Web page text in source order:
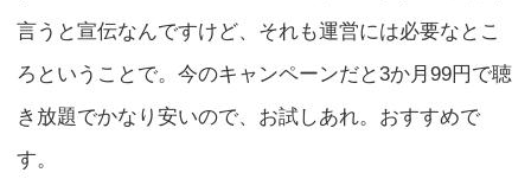
言うと宣伝なんですけど、それも運営には必要なとこ
ろということで。今のキャンペーンだと3か月99円で聴
き放題でかなり安いので、お試しあれ。おすすめで
す。